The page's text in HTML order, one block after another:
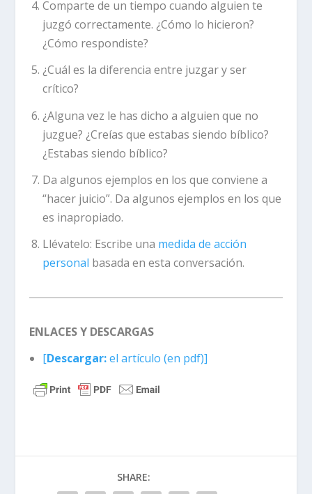
Comparte de un tiempo cuando alguien te
juzgó correctamente. ¿Cómo lo hicieron?
¿Cómo respondiste?
¿Cuál es la diferencia entre juzgar y ser
crítico?
¿Alguna vez le has dicho a alguien que no
juzgue? ¿Creías que estabas siendo bíblico?
¿Estabas siendo bíblico?
Da algunos ejemplos en los que conviene a
“hacer juicio”. Da algunos ejemplos en los que
es inapropiado.
Llévatelo: Escribe una medida de acción
personal basada en esta conversación.
ENLACES Y DESCARGAS
[Descargar:el artículo (en pdf)]
SHARE: